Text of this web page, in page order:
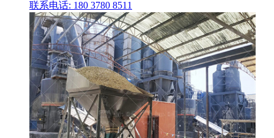
联系电话: 180 3780 8511